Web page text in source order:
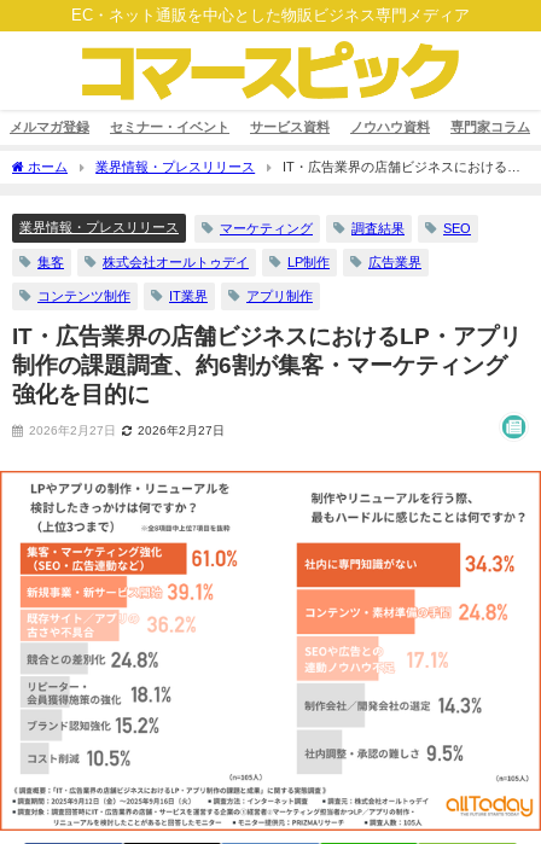
EC・ネット通販を中心とした物販ビジネス専門メディア
メルマガ登録 セミナー・イベント サービス資料 ノウハウ資料 専門家コラム
ホーム 業界情報・プレスリリース
IT・広告業界の店舗ビジネスにおける
業界情報・プレスリリース マーケティング 調査結果 SEO
集客 株式会社オールトゥデイ LP制作 広告業界
コンテンツ制作 IT業界 アプリ制作
IT・広告業界の店舗ビジネスにおけるLP・アプリ
制作の課題調査、約6割が集客・マーケティング
強化を目的に
2026年2月27日 2026年2月27日